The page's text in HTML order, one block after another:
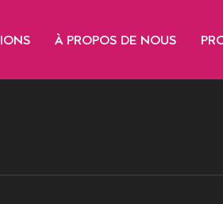
À PROPOS DE NOUS